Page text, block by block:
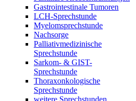
Gastrointestinale Tumoren
LCH-Sprechstunde
Myelomsprechstunde
Nachsorge
Palliativmedizinische
Sprechstunde
Sarkom- & GIST-
Sprechstunde
Thoraxonkologische
Sprechstunde
weitere Sprechstunden